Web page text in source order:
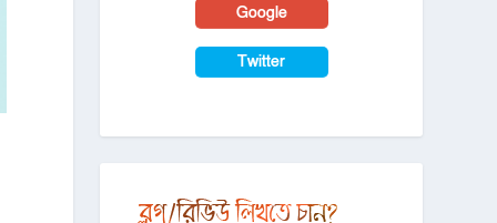
Google
Twitter